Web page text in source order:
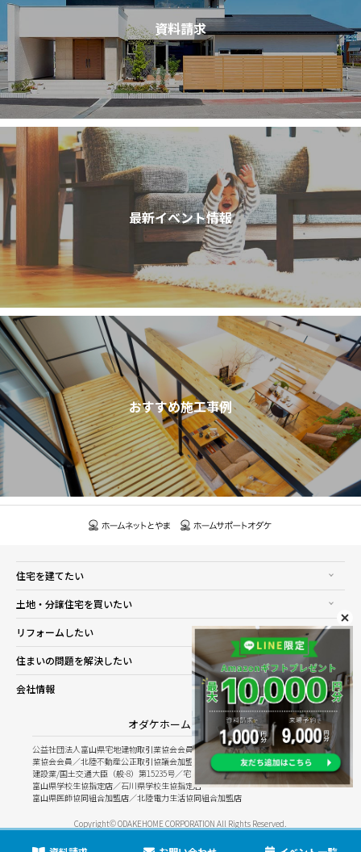
資料請求
最新イベント情報
おすすめ施工事例
住宅を建てたい
土地・分譲住宅を買いたい
リフォームしたい
住まいの問題を解決したい
会社情報
オダケホーム株式会社
公益社団法人富山県宅地建物取引業協会会員／公益社団法人石川県宅地建物取引
業協会会員／北陸不動産公正取引協議会加盟
建設業/国土交通大臣（般-8）第15235号／宅建業/国土交通大臣（8）第5025号
富山県学校生協指定店／石川県学校生協指定店
富山県医師協同組合加盟店／北陸電力生活協同組合加盟店
Copyright© ODAKEHOME CORPORATION All Rights Reserved.